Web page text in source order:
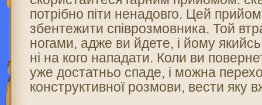
потрібно піти ненадовго. Цей
збентежити співрозмовника. Той
ногами, адже ви йдете, і йому
ні на кого нападати. Коли ви
уже достатньо спаде, і можна
конструктивної розмови, вести яку